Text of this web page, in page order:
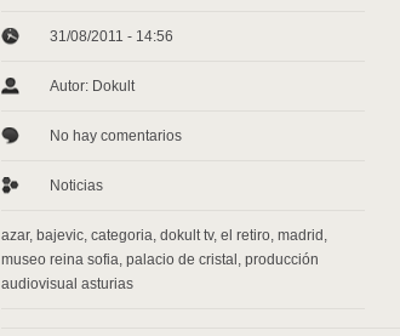
31/08/2011 - 14:56
Autor: Dokult
No hay comentarios
Noticias
azar, bajevic, categoria, dokult tv, el retiro, madrid ,
museo reina sofia, palacio de cristal , producción
audiovisual asturias